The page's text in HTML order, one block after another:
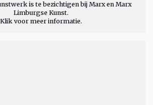
is te bezichtigen bij Marx en Marx
Limburgse Kunst.
Klik voor meer informatie.